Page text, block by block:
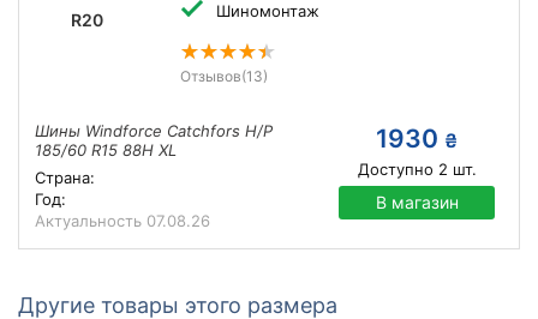
R20 Шиномонтаж
Отзывов(13)
Шины Windforce Catchfors H/P
185/60 R15 88H XL
Страна:
Год:
Актуальность 07.08.26
1930 ₴
Доступно 2 шт.
В магазин
Другие товары этого размера